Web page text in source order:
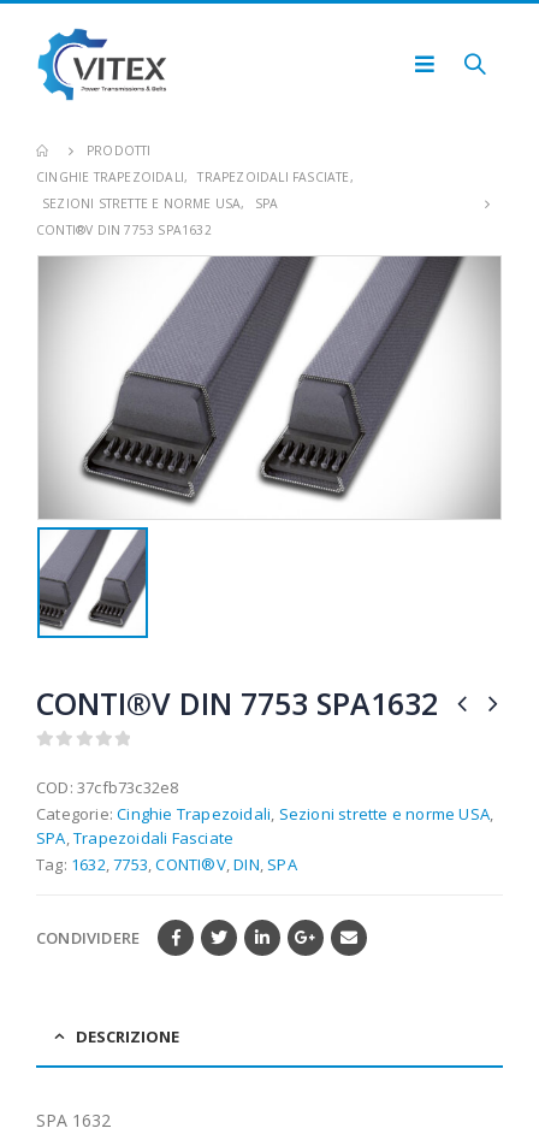
PRODOTTI
CINGHIE TRAPEZOIDALI, TRAPEZOIDALI FASCIATE,
SEZIONI STRETTE E NORME USA,
SPA
CONTI®V DIN 7753 SPA1632
CONTI®V DIN 7753 SPA1632
COD: 37cfb73c32e8
Categorie:Cinghie Trapezoidali Sezioni strette e norme USA
SPA ,Trapezoidali Fasciate
Tag: 1632 ,7753 ,CONTI®V,DIN SPA
CONDIVIDERE
DESCRIZIONE
SPA 1632